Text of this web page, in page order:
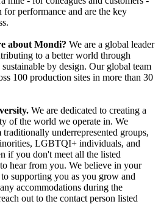
performance and are the key
about Mondi? We are a global leader
to a better world through
by design. Our global team
100 production sites in more than 30
We are dedicated to creating a
of the world we operate in. We
underrepresented groups,
LGBTQI+ individuals, and
if you don't meet all the listed
hear from you. We believe in your
supporting you as you grow and
accommodations during the
out to the contact person listed